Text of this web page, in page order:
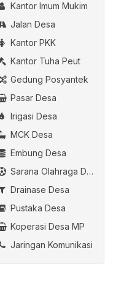
Kantor Imum Mukim
Jalan Desa
Kantor PKK
Kantor Tuha Peut
Gedung Posyantek
Pasar Desa
Irigasi Desa
MCK Desa
Embung Desa
Sarana Olahraga Desa
Drainase Desa
Pustaka Desa
Koperasi Desa MP
Jaringan Komunikasi